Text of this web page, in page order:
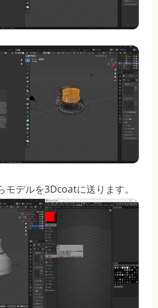
デルを3Dcoatに送ります。